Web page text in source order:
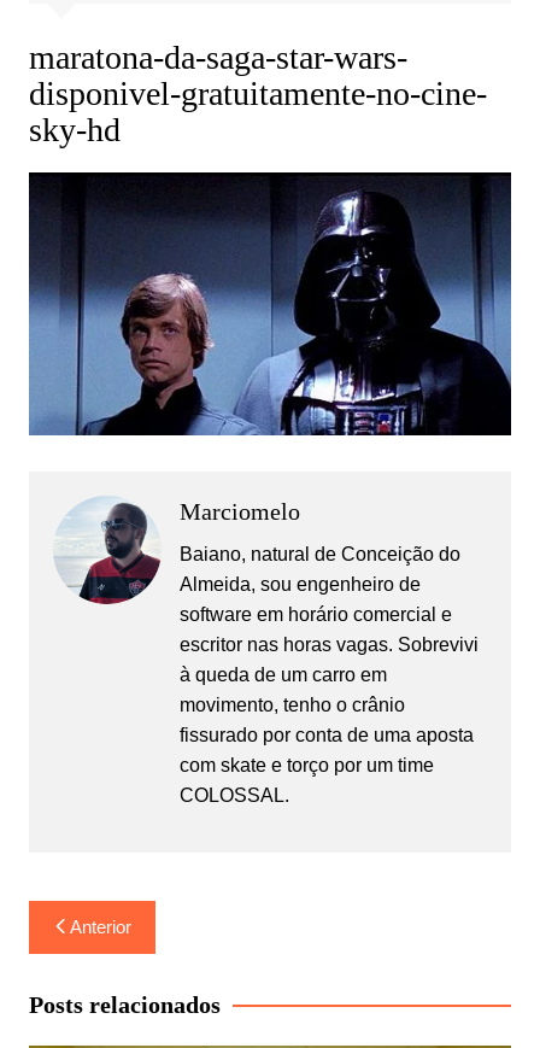
maratona-da-saga-star-wars-
disponivel-gratuitamente-no-cine-
sky-hd
Marciomelo
Baiano, natural de Conceição do
Almeida, sou engenheiro de
software em horário comercial e
escritor nas horas vagas. Sobrevivi
à queda de um carro em
movimento, tenho o crânio
fissurado por conta de uma aposta
com skate e torço por um time
COLOSSAL.
Navegação
de
Post
Anterior
Posts relacionados